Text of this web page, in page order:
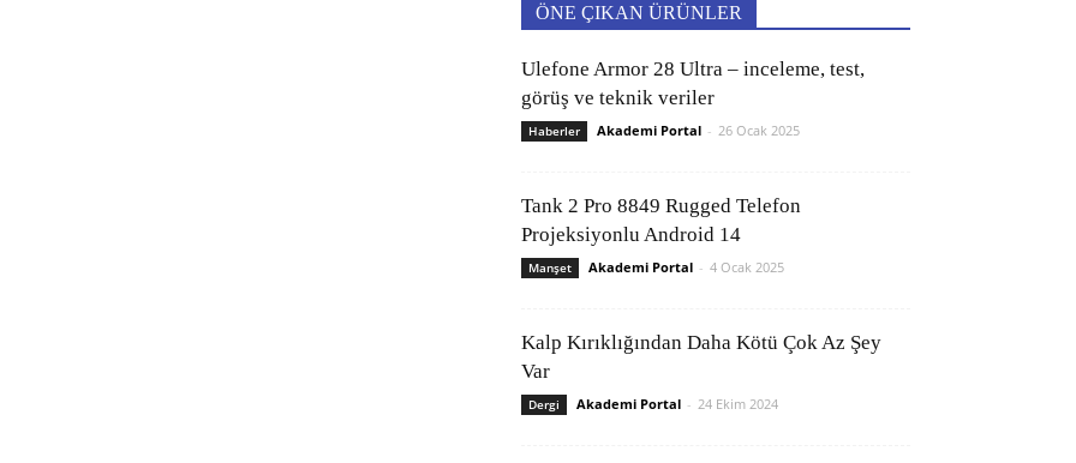
ÖNE ÇIKAN ÜRÜNLER
Ulefone Armor 28 Ultra – inceleme, test,
görüş ve teknik veriler
Haberler Akademi Portal - 26 Ocak 2025
Tank 2 Pro 8849 Rugged Telefon
Projeksiyonlu Android 14
Manşet Akademi Portal - 4 Ocak 2025
Kalp Kırıklığından Daha Kötü Çok Az Şey
Var
Dergi Akademi Portal - 24 Ekim 2024